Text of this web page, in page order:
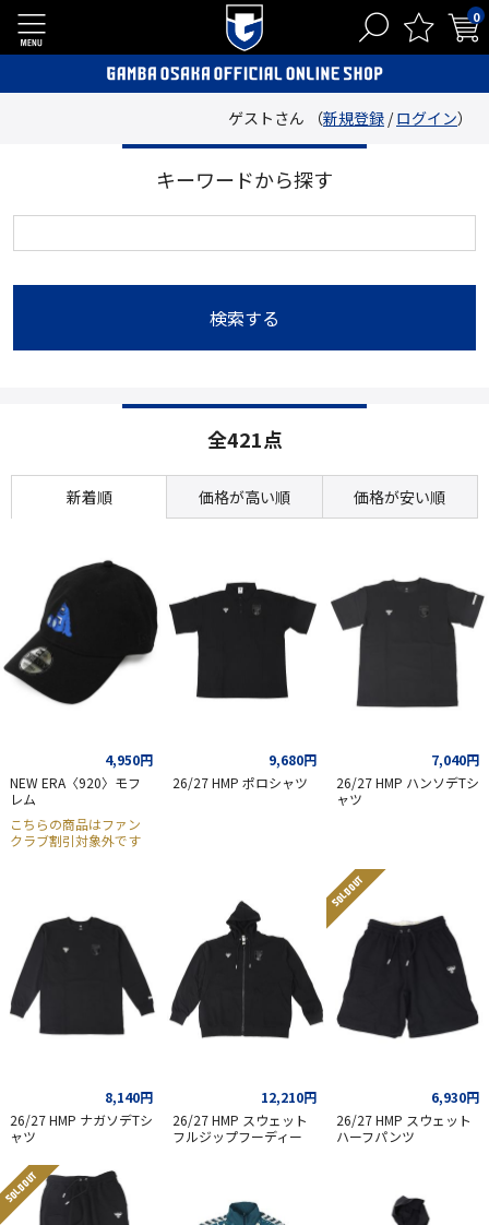
0
ゲストさん （新規登録 /ログイン）
キーワードから探す
検索する
全421点
新着順 価格が高い順 価格が安い順
4,950円
NEW ERA〈920〉モフ
レム
こちらの商品はファン
クラブ割引対象外です
9,680円
26/27 HMP ポロシャツ
7,040円
26/27 HMP ハンソデTシ
ャツ
8,140円
26/27 HMP ナガソデTシ
ャツ
12,210円
26/27 HMP スウェット
フルジップフーディー
SOLD OUT
6,930円
26/27 HMP スウェット
ハーフパンツ
SOLD OUT